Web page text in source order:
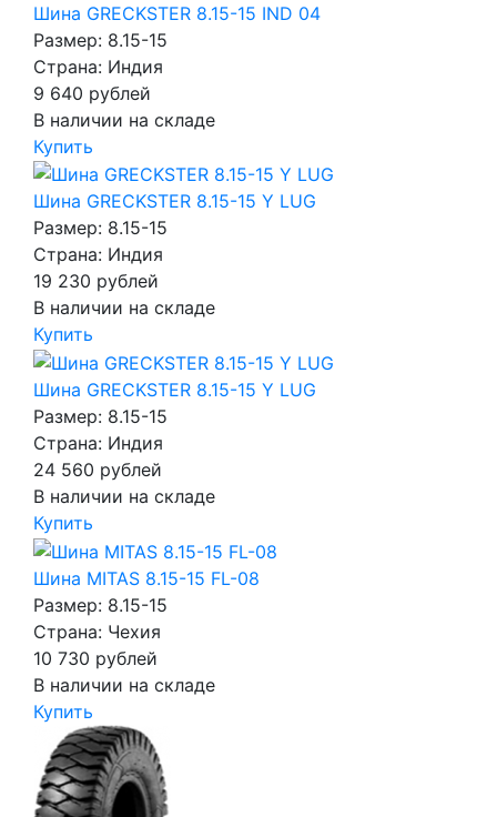
Шина GRECKSTER 8.15-15 IND 04
Размер: 8.15-15
Страна: Индия
9 640 рублей
В наличии на складе
Купить
Шина GRECKSTER 8.15-15 Y LUG
Размер: 8.15-15
Страна: Индия
19 230 рублей
В наличии на складе
Купить
Шина GRECKSTER 8.15-15 Y LUG
Размер: 8.15-15
Страна: Индия
24 560 рублей
В наличии на складе
Купить
Шина MITAS 8.15-15 FL-08
Размер: 8.15-15
Страна: Чехия
10 730 рублей
В наличии на складе
Купить